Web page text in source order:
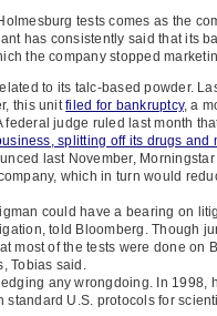
tests comes as the
has consistently said that its
the company stopped
to its talc-based powder.
this unitfiled for bankruptcy, a
federal judge ruled last month
splitting off its drugs
last November,
which in turn would
could have a bearing on
told Bloomberg. Though
most of the tests were done
Tobias said.
any wrongdoing. In
U.S. protocols for